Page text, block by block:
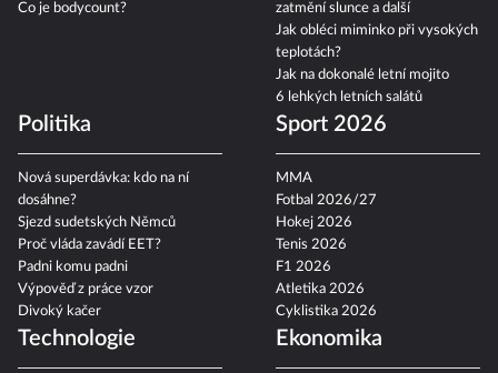
Co je bodycount?
zatmění slunce a další
Jak obléci miminko při vysokých
teplotách?
Jak na dokonalé letní mojito
6 lehkých letních salátů
Politika
Nová superdávka: kdo na ní
dosáhne?
Sjezd sudetských Němců
Proč vláda zavádí EET?
Padni komu padni
Výpověď z práce vzor
Divoký kačer
Sport 2026
MMA
Fotbal 2026/27
Hokej 2026
Tenis 2026
F1 2026
Atletika 2026
Cyklistika 2026
Technologie Ekonomika